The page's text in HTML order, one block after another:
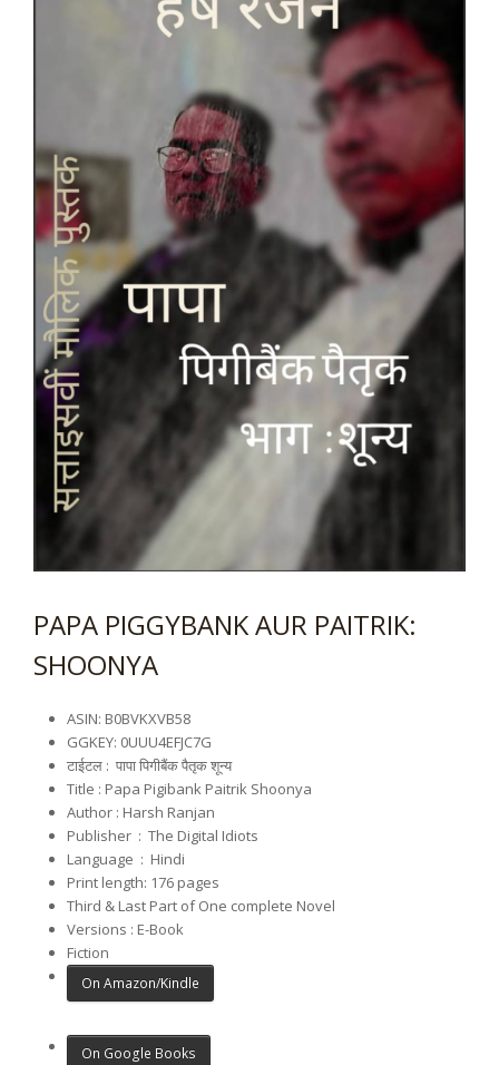
PAPA PIGGYBANK AUR PAITRIK:
SHOONYA
ASIN: B0BVKXVB58
GGKEY: 0UUU4EFJC7G
टाईटल : पापा पिगीबैंक पैतृक शून्य
Title : Papa Pigibank Paitrik Shoonya
Author : Harsh Ranjan
Publisher ‏ : ‎ The Digital Idiots
Language ‏ : ‎ Hindi
Print length: 176 pages
Third & Last Part of One complete Novel
Versions : E-Book
Fiction
On Amazon/Kindle
On Google Books